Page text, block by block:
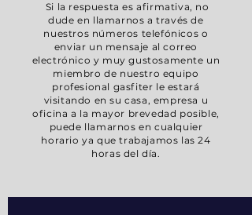
Si la respuesta es afirmativa, no
dude en llamarnos a través de
nuestros números telefónicos o
enviar un mensaje al correo
electrónico y muy gustosamente un
miembro de nuestro equipo
profesional gasfiter le estará
visitando en su casa, empresa u
oficina a la mayor brevedad posible,
puede llamarnos en cualquier
horario ya que trabajamos las 24
horas del día.